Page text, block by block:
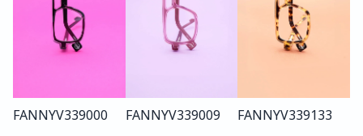
FANNYV339000 FANNYV339009 FANNYV339133